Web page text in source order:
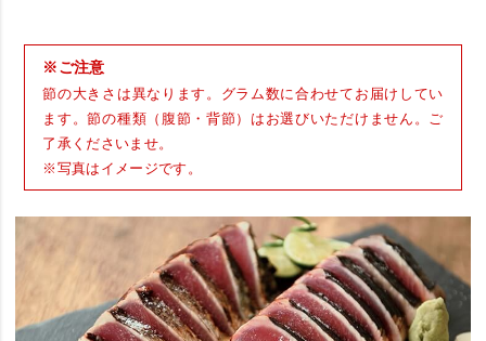
※ご注意
節の大きさは異なります。グラム数に合わせてお届けしてい
ます。節の種類（腹節・背節）はお選びいただけません。ご
了承くださいませ。
※写真はイメージです。